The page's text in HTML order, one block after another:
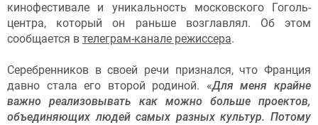
кинофестивале и уникальность московского Гоголь-
центра, который он раньше возглавлял. Об этом
сообщается в телеграм-канале режиссера.
Серебренников в своей речи признался, что Франция
давно стала его второй родиной. «Для меня крайне
важно реализовывать как можно больше проектов,
объединяющих людей самых разных культур. Потому